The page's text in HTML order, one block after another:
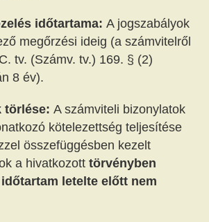
időtartama: A jogszabályok
megőrzési ideig (a számvitelről
tv. (Számv. tv.) 169. § (2)
8 év).
törlése: A számviteli bizonylatok
kötelezettség teljesítése
összefüggésben kezelt
a hivatkozott törvényben
letelte előtt nem